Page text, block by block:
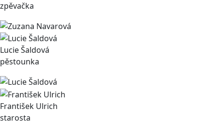
zpěvačka
Lucie Šaldová
pěstounka
František Ulrich
starosta